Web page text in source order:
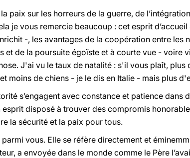
paix sur les horreurs de la guerre, de
je vous remercie beaucoup : cet esprit
-, les avantages de la coopération entre les
et de la poursuite égoïste et à courte vue - voire
J'ai vu le taux de natalité : s'il vous plaît, plus
moins de chiens - je le dis en Italie - mais plus
s’engagent avec constance et patience dans
disposé à trouver des compromis
la sécurité et la paix pour tous.
vous. Elle se réfère directement et
a envoyée dans le monde comme le Père